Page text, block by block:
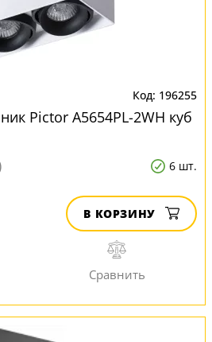
196255
Pictor A5654PL-2WH куб
6 шт.
В КОРЗИНУ